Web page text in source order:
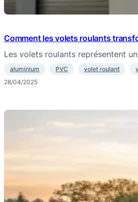
Comment les volets roulants
Les volets roulants représentent
aluminium PVC volet roulant
28/04/2025